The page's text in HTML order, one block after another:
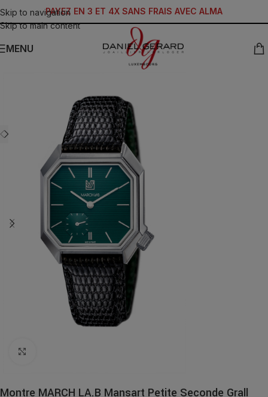
Skip to navigation
Skip to main content
PAYEZ EN 3 ET 4X SANS FRAIS AVEC ALMA
MENU
Montre MARCH LA.B Mansart Petite Seconde Grall